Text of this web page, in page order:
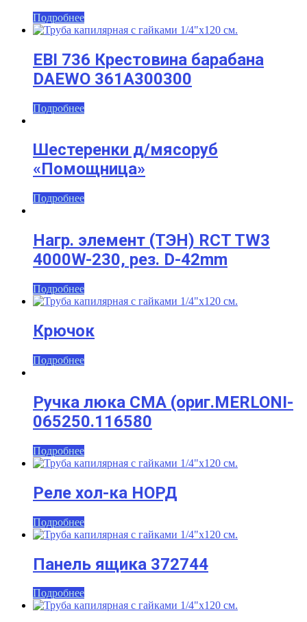
Подробнее
EBI 736 Крестовина барабана
DAEWO 361A300300
Подробнее
Шестеренки д/мясоруб
«Помощница»
Подробнее
Нагр. элемент (ТЭН) RCT TW3
4000W-230, рез. D-42mm
Подробнее
Крючок
Подробнее
Ручка люка СМА (ориг.MERLONI-
065250.116580
Подробнее
Реле хол-ка НОРД
Подробнее
Панель ящика 372744
Подробнее